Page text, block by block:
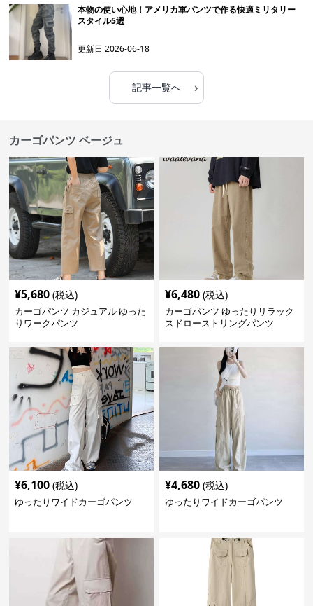
本物の使い心地！アメリカ軍パンツで作る快適ミリタリー
スタイル5選
更新日2026-06-18
記事一覧へ ›
カーゴパンツ ベージュ
¥5,680 (税込)
カーゴパンツ カジュアル ゆった
りワークパンツ
¥6,480 (税込)
カーゴパンツ ゆったりリラック
スドローストリングパンツ
¥6,100 (税込)
ゆったりワイドカーゴパンツ
¥4,680 (税込)
ゆったりワイドカーゴパンツ